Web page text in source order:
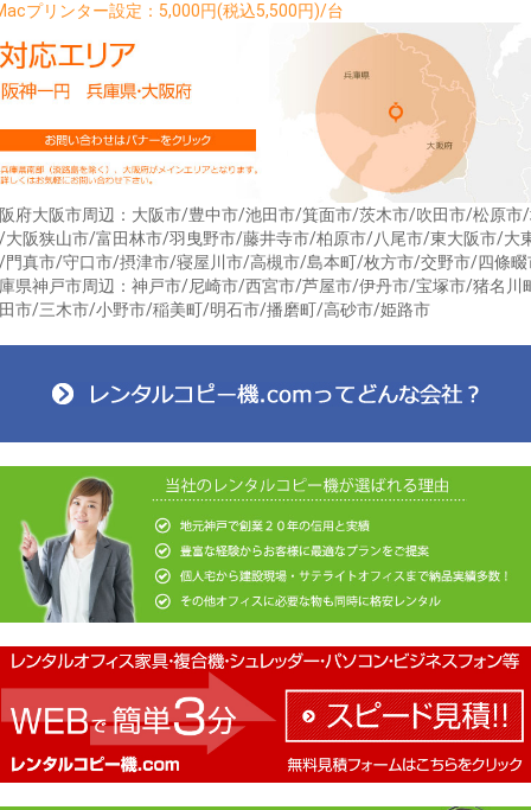
プリンター設定：5,000円(税込5,500円)/台
府大阪市周辺：大阪市/豊中市/池田市/箕面市/茨木市/吹田市/松原市
大阪狭山市/富田林市/羽曳野市/藤井寺市/柏原市/八尾市/東大阪市/大
門真市/守口市/摂津市/寝屋川市/高槻市/島本町/枚方市/交野市/四條畷
県神戸市周辺：神戸市/尼崎市/西宮市/芦屋市/伊丹市/宝塚市/猪名川
市/三木市/小野市/稲美町/明石市/播磨町/高砂市/姫路市